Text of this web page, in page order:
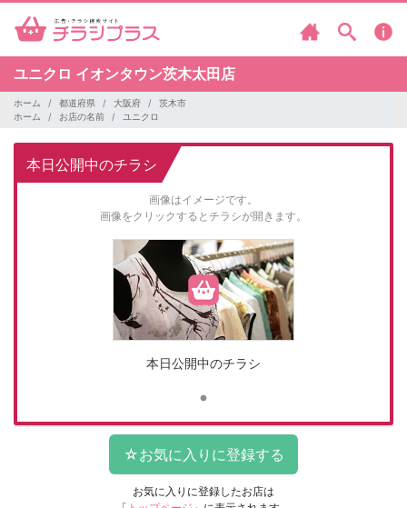
ユニクロ イオンタウン茨木太田店
ホーム 都道府県 大阪府
茨木市
ホーム
お店の名前 ユニクロ
本日公開中のチラシ
画像はイメージです。
画像をクリックするとチラシが開きます。
本日公開中のチラシ
お気に入りに登録したお店は